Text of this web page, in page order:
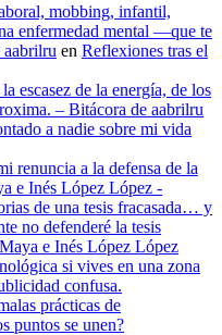
mobbing, infantil,
enfermedad mental —que te
aabrilru en Reflexiones tras el
escasez de la energía, de los
– Bitácora de aabrilru
a nadie sobre mi vida
renuncia a la defensa de la
e Inés López López -
de una tesis fracasada… y
no defenderé la tesis
e Inés López López
si vives en una zona
confusa.
prácticas de
puntos se unen?